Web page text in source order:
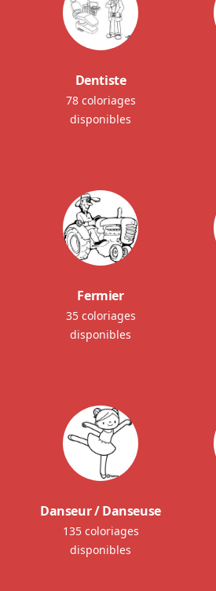
Dentiste
78 coloriages
disponibles
Fermier
35 coloriages
disponibles
Danseur / Danseuse
135 coloriages
disponibles